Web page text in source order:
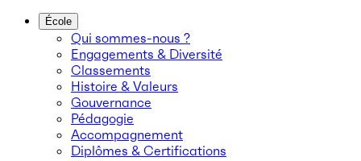
École
Qui sommes-nous ?
Engagements & Diversité
Classements
Histoire & Valeurs
Gouvernance
Pédagogie
Accompagnement
Diplômes & Certifications